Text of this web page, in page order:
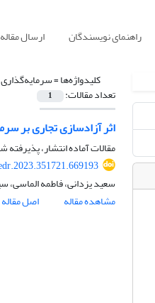
راهنمای نویسندگان ارسال مقاله
کلیدواژه‌ها =
تعداد مقالات: 1
اثر آزادسازی تجاری بر
مقالات آماده انتشار، پذیرفته
سعید یزدانی، فاطمه
مشاهده مقاله
اصل مقاله